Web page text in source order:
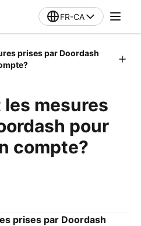
FR-CA
prises par Doordash
mesures
pour
compte?
prises par Doordash